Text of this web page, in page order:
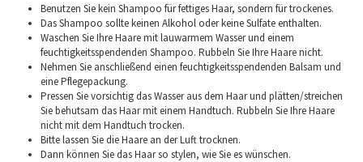
Benutzen Sie kein Shampoo für fettiges Haar, sondern für trockenes.
Das Shampoo sollte keinen Alkohol oder keine Sulfate enthalten.
Waschen Sie Ihre Haare mit lauwarmem Wasser und einem
feuchtigkeitsspendenden Shampoo. Rubbeln Sie Ihre Haare nicht.
Nehmen Sie anschließend einen feuchtigkeitsspendenden Balsam und
eine Pflegepackung.
Pressen Sie vorsichtig das Wasser aus dem Haar und plätten/streichen
Sie behutsam das Haar mit einem Handtuch. Rubbeln Sie Ihre Haare
nicht mit dem Handtuch trocken.
Bitte lassen Sie die Haare an der Luft trocknen.
Dann können Sie das Haar so stylen, wie Sie es wünschen.